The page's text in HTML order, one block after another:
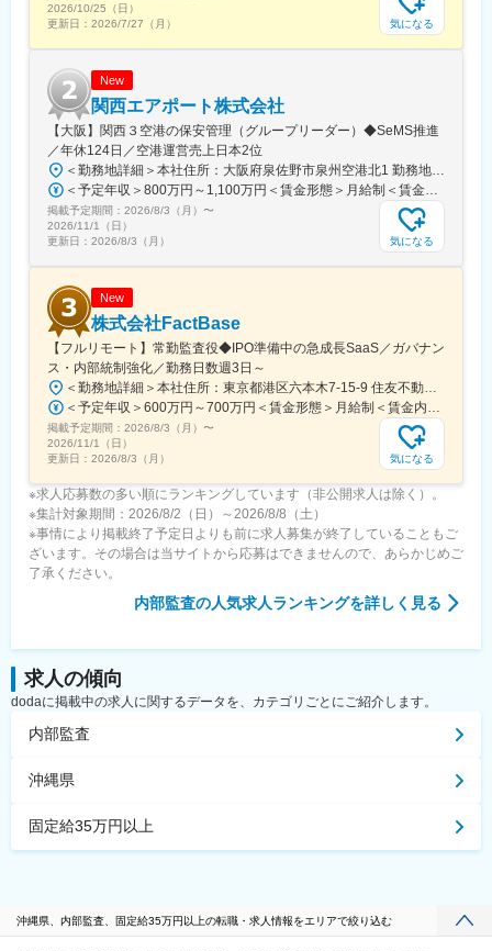
■本ポジションの魅力：
・スーパーアプリを目指した新事業や新サービス等について、内
部統制構築の観点で企画段階から関わることができる
・内部統制の特性上、各種プロジェクトに関わりながら会社の成
長を肌で感じることができる
変更の範囲：会社の定める業務
2026/10/25（日）
更新日： 2026/7/27（月） 気になる
New
関西エアポート株式会社
【大阪】関西３空港の保安管理（グループリーダー）◆SeMS推進
／年休124日／空港運営売上日本2位
＜勤務地詳細＞本社住所：大阪府泉佐野市泉州空港北1 勤務地最寄駅：JRはるか・関西空港線／関西空港駅受動喫煙対策：屋内全面禁煙変更の範囲：会社の定める事業所
＜予定年収＞800万円～1,100万円＜賃金形態＞月給制＜賃金内訳＞月額（基本給）：530,000円～730,000円＜月給＞530,000円～730,000円＜昇給有無＞有＜残業手当＞有＜給与補足＞※具体的な金額については経験等を考慮して、社内規定に基づき決定※上記想定年収は通勤手当、育児手当、住居手当を除く■昇給：年1回■賞与：年2回（6月、12月）賃金はあくまでも目安の金額であり、選考を通じて上下する可能性があります。月給(月額)は固定手当を含めた表記です。
掲載予定期間： 2026/8/3（月） 〜
2026/11/1（日）
更新日： 2026/8/3（月） 気になる
New
株式会社FactBase
【フルリモート】常勤監査役◆IPO準備中の急成長SaaS／ガバナン
ス・内部統制強化／勤務日数週3日～
＜勤務地詳細＞本社住所：東京都港区六本木7-15-9 住友不動産六本木セントラルタワー２０階受動喫煙対策：屋内喫煙可能場所あり変更の範囲：会社の定める事業所
＜予定年収＞600万円～700万円＜賃金形態＞月給制＜賃金内訳＞月額（基本給）：369,900円～554,913円固定残業手当/月：130,100円～195,087円（固定残業時間45時間0分/月）超過した時間外労働の残業手当は追加支給＜月給＞500,000円～750,000円（一律手当を含む）＜昇給有無＞有＜残業手当＞有＜給与補足＞※経験や能力などを考慮の上、当社規定により決定します。※あくまで目安のため、選考を通じて変動する可能性もございます。■賞与：年2回■昇給：年2回賃金はあくまでも目安の金額であり、選考を通じて上下する可能性があります。月給(月額)は固定手当を含めた表記です。
掲載予定期間： 2026/8/3（月） 〜
2026/11/1（日）
更新日： 2026/8/3（月） 気になる
※求人応募数の多い順にランキングしています（非公開求人は除く）。
※集計対象期間：2026/8/2（日）～2026/8/8（土）
※事情により掲載終了予定日よりも前に求人募集が終了していることもご
ざいます。その場合は当サイトから応募はできませんので、あらかじめご
了承ください。
内部監査の人気求人ランキングを詳しく見る
求人の傾向
dodaに掲載中の求人に関するデータを、カテゴリごとにご紹介します。
内部監査
沖縄県
固定給35万円以上
沖縄県、内部監査、固定給35万円以上の転職・求人情報をエリアで絞り込む